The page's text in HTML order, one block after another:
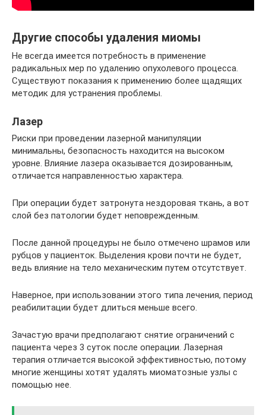
Другие способы удаления миомы
Не всегда имеется потребность в применение
радикальных мер по удалению опухолевого процесса.
Существуют показания к применению более щадящих
методик для устранения проблемы.
Лазер
Риски при проведении лазерной манипуляции
минимальны, безопасность находится на высоком
уровне. Влияние лазера оказывается дозированным,
отличается направленностью характера.
При операции будет затронута нездоровая ткань, а вот
слой без патологии будет неповрежденным.
После данной процедуры не было отмечено шрамов или
рубцов у пациенток. Выделения крови почти не будет,
ведь влияние на тело механическим путем отсутствует.
Наверное, при использовании этого типа лечения, период
реабилитации будет длиться меньше всего.
Зачастую врачи предполагают снятие ограничений с
пациента через 3 суток после операции. Лазерная
терапия отличается высокой эффективностью, потому
многие женщины хотят удалять миоматозные узлы с
помощью нее.